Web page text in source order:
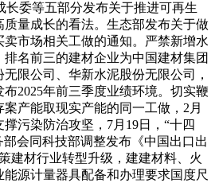
长委等五部分发布关于推进可再生
量成长的看法。生态部发布关于做
卖市场相关工做的通知。严禁新增水
名前三的建材企业为中国建材集团
限公司、华新水泥股份无限公司，
2025年前三季度业绩环境。切实鞭
产能取现实产能的同一工做，2月
污染防治攻坚，7月19日，“十四
部会同科技部调整发布《中国出口出
建材行业转型升级，建建材料、火
源计量器具配备和办理要求国度尺